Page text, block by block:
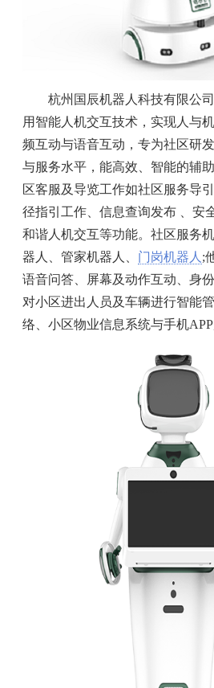
杭州国辰机器人科技有限公
用智能人机交互技术，实现人与
频互动与语音互动，专为社区研
与服务水平，能高效、智能的辅
区客服及导览工作如社区服务导
径指引工作、信息查询发布 、安
和谐人机交互等功能。社区服务
器人、管家机器人、 门岗机器人 ;
语音问答、屏幕及动作互动、身
对小区进出人员及车辆进行智能
络、小区物业信息系统与手机APP